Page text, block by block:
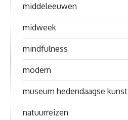
middeleeuwen
midweek
mindfulness
modern
museum hedendaagse kunst
natuurreizen